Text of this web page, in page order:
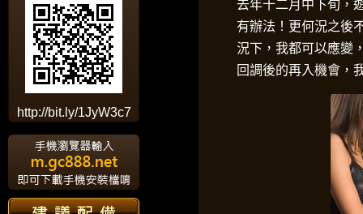
http://bit.ly/1JyW3c7
去年十二月中下旬，
有辦法！更何況之後
況下，我都可以應變
回調後的再入機會，